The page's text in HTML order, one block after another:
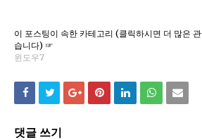
이 포스팅이 속한 카테고리 (클릭하시면 더 많은
습니다) ☞
윈도우7
댓글 쓰기